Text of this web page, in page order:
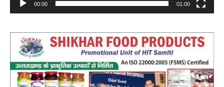
00:00 01:00